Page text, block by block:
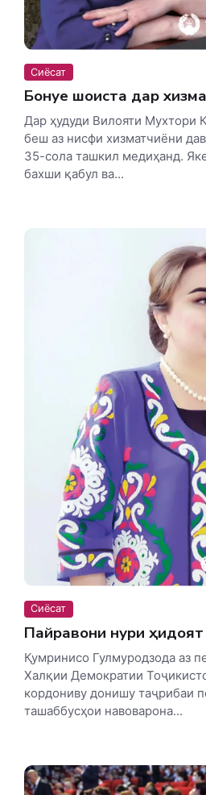
Сиёсат
Бонуе шоиста дар
Дар ҳудуди Вилояти Мухтори
беш аз нисфи хизматчиёни
35-сола ташкил медиҳанд.
бахши қабул ва...
Сиёсат
Пайравони нури ҳидоят
Қумринисо Гулмуродзода аз
Халқии Демократии
кордониву донишу таҷрибаи
ташаббусҳои навоварона...